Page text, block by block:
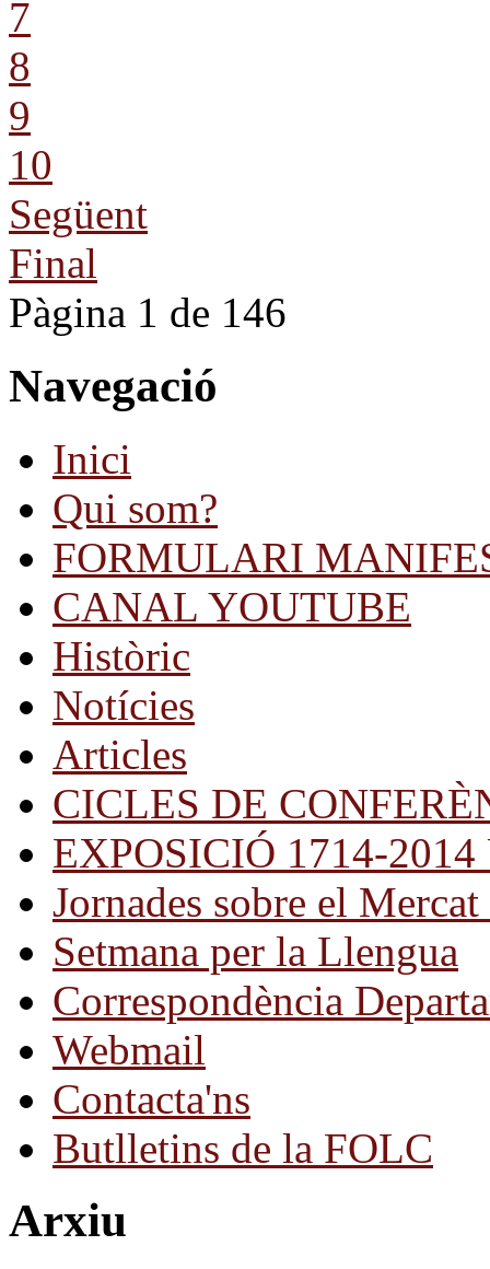
7
8
9
10
Següent
Final
Pàgina 1 de 146
Navegació
Inici
Qui som?
FORMULARI
CANAL YOUTUBE
Històric
Notícies
Articles
CICLES DE
EXPOSICIÓ 1714-
Jornades sobre el
Setmana per la Llengua
Correspondència
Webmail
Contacta'ns
Butlletins de la FOLC
Arxiu